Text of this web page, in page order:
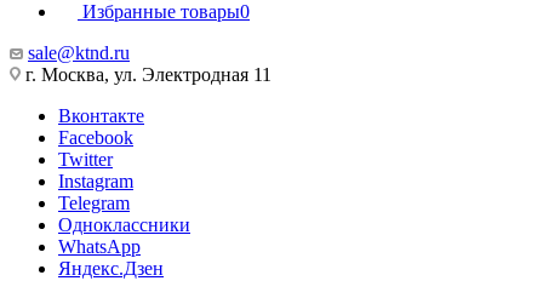
Избранные товары0
sale@ktnd.ru
г. Москва, ул. Электродная 11
Вконтакте
Facebook
Twitter
Instagram
Telegram
Одноклассники
WhatsApp
Яндекс.Дзен